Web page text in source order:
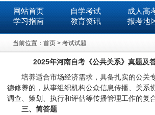
网站首页 自学考试 成人高
学习指南
教育资讯 报考地
当前位置： 首页 > 考试试题
2025年河南自考《公共关系》真题及
培养适合市场经济需求，具备扎实的公关
德修养的，从事组织机构公众信息传播、关系
调查、策划、执行和评估等传播管理工作的复
三、简答题